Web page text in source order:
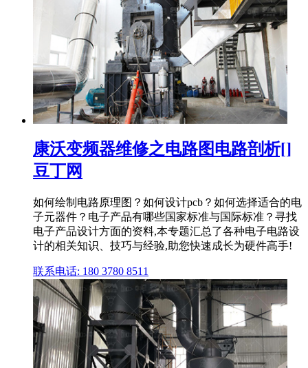
康沃变频器维修之电路图电路剖析[]
豆丁网
如何绘制电路原理图？如何设计pcb？如何选择适合的电
子元器件？电子产品有哪些国家标准与国际标准？寻找
电子产品设计方面的资料,本专题汇总了各种电子电路设
计的相关知识、技巧与经验,助您快速成长为硬件高手!
联系电话: 180 3780 8511